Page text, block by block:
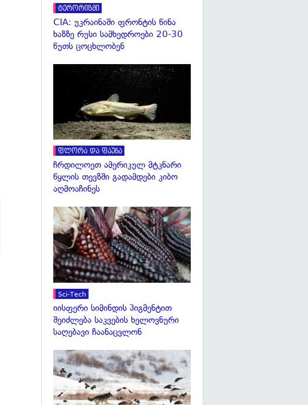
ტერორიზმი
CIA: უკრაინაში ფრონტის წინა
ხაზზე რუსი სამხედროები 20-30
წუთს ცოცხლობენ
ფლორა და ფაუნა
ჩრდილოეთ ამერიკულ მტკნარი
წყლის თევზში გადამდები კიბო
აღმოაჩინეს
Sci-Tech
იისფერი სიმინდის პიგმენტით
შეიძლება საკვების ხელოვნური
საღებავი ჩაანაცვლონ